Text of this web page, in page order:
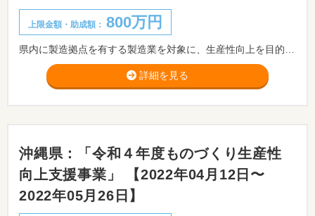
上限金額・助成額： 800万円
詳細を見る
沖縄県：「令和４年度ものづくり生産性
向上支援事業」 【2022年04月12日〜
2022年05月26日】